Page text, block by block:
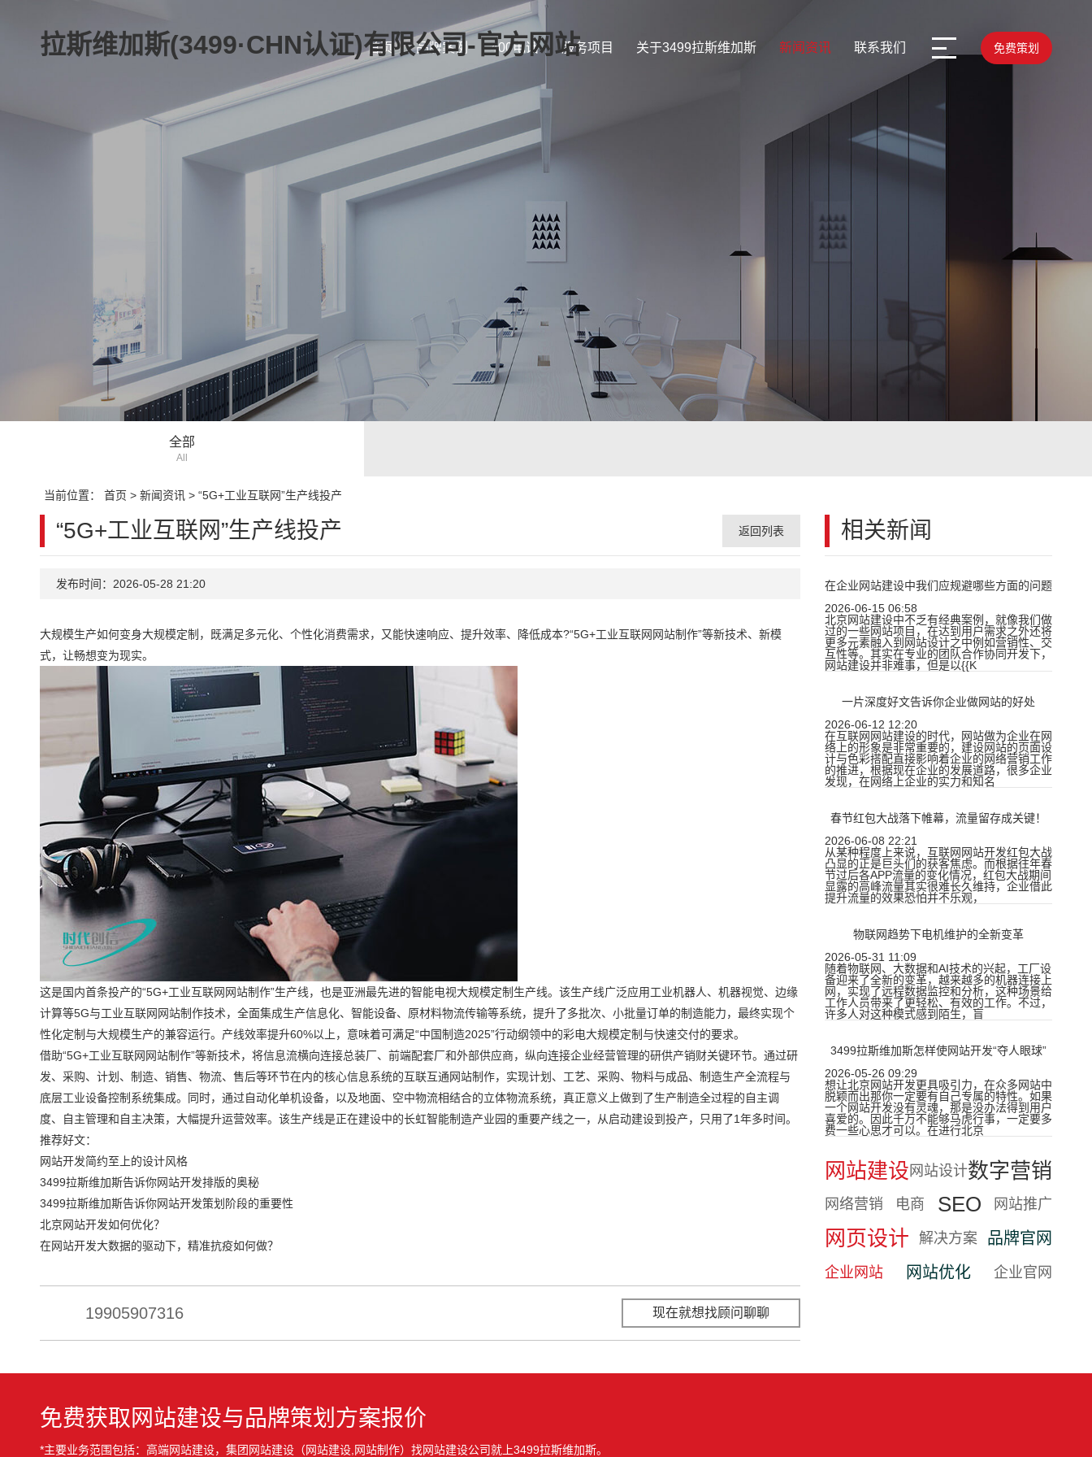
拉斯维加斯(3499·CHN认证)有限公司-官方网站
首页 品牌案例 400电话 服务项目 关于3499拉斯维加斯 新闻资讯 联系我们 免费策划
全部
All
当前位置： 首页 > 新闻资讯> “5G+工业互联网”生产线投产
相关新闻
在企业网站建设中我们应规避哪些方面的问题
2026-06-15 06:58
北京网站建设中不乏有经典案例，就像我们做
过的一些网站项目，在达到用户需求之外还将
更多元素融入到网站设计之中例如营销性、交
互性等。其实在专业的团队合作协同开发下，
网站建设并非难事，但是以{{K
一片深度好文告诉你企业做网站的好处
2026-06-12 12:20
在互联网网站建设的时代，网站做为企业在网
络上的形象是非常重要的，建设网站的页面设
计与色彩搭配直接影响着企业的网络营销工作
的推进，根据现在企业的发展道路，很多企业
发现，在网络上企业的实力和知名
春节红包大战落下帷幕，流量留存成关键！
2026-06-08 22:21
从某种程度上来说，互联网网站开发红包大战
凸显的正是巨头们的获客焦虑。而根据往年春
节过后各APP流量的变化情况，红包大战期间
显露的高峰流量其实很难长久维持，企业借此
提升流量的效果恐怕并不乐观，
物联网趋势下电机维护的全新变革
2026-05-31 11:09
随着物联网、大数据和AI技术的兴起，工厂设
备迎来了全新的变革，越来越多的机器连接上
网，实现了远程数据监控和分析，这种场景给
工作人员带来了更轻松、有效的工作。不过，
许多人对这种模式感到陌生，盲
3499拉斯维加斯怎样使网站开发“夺人眼球”
2026-05-26 09:29
想让北京网站开发更具吸引力，在众多网站中
脱颖而出那你一定要有自己专属的特性。如果
一个网站开发没有灵魂，那是没办法得到用户
喜爱的。因此千万不能够马虎行事，一定要多
费一些心思才可以。在进行北京
网站建设 网站设计数字营销
网络营销 电商 SEO 网站推广
网页设计 解决方案 品牌官网
企业网站 网站优化 企业官网
“5G+工业互联网”生产线投产 返回列表
发布时间：2026-05-28 21:20
大规模生产如何变身大规模定制，既满足多元化、个性化消费需求，又能快速响应、提升效率、降低成本?“5G+工业互联网网站制作”等新技术、新模
式，让畅想变为现实。
这是国内首条投产的“5G+工业互联网网站制作”生产线，也是亚洲最先进的智能电视大规模定制生产线。该生产线广泛应用工业机器人、机器视觉、边缘
计算等5G与工业互联网网站制作技术，全面集成生产信息化、智能设备、原材料物流传输等系统，提升了多批次、小批量订单的制造能力，最终实现个
性化定制与大规模生产的兼容运行。产线效率提升60%以上，意味着可满足“中国制造2025”行动纲领中的彩电大规模定制与快速交付的要求。
借助“5G+工业互联网网站制作”等新技术，将信息流横向连接总装厂、前端配套厂和外部供应商，纵向连接企业经营管理的研供产销财关键环节。通过研
发、采购、计划、制造、销售、物流、售后等环节在内的核心信息系统的互联互通网站制作，实现计划、工艺、采购、物料与成品、制造生产全流程与
底层工业设备控制系统集成。同时，通过自动化单机设备，以及地面、空中物流相结合的立体物流系统，真正意义上做到了生产制造全过程的自主调
度、自主管理和自主决策，大幅提升运营效率。该生产线是正在建设中的长虹智能制造产业园的重要产线之一，从启动建设到投产，只用了1年多时间。
推荐好文：
网站开发简约至上的设计风格
3499拉斯维加斯告诉你网站开发排版的奥秘
3499拉斯维加斯告诉你网站开发策划阶段的重要性
北京网站开发如何优化？
在网站开发大数据的驱动下，精准抗疫如何做？
19905907316 现在就想找顾问聊聊
免费获取网站建设与品牌策划方案报价
*主要业务范围包括：高端网站建设，集团网站建设（网站建设,网站制作）找网站建设公司就上3499拉斯维加斯。